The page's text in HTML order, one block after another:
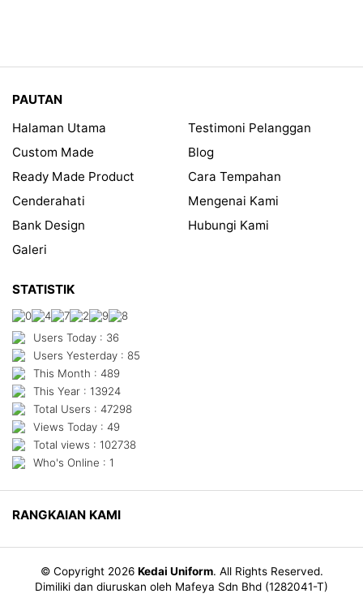
PAUTAN
Halaman Utama
Custom Made
Ready Made Product
Cenderahati
Bank Design
Galeri
Testimoni Pelanggan
Blog
Cara Tempahan
Mengenai Kami
Hubungi Kami
STATISTIK
Users Today : 36
Users Yesterday : 85
This Month : 489
This Year : 13924
Total Users : 47298
Views Today : 49
Total views : 102738
Who's Online : 1
RANGKAIAN KAMI
© Copyright 2026 Kedai Uniform. All Rights Reserved.
Dimiliki dan diuruskan oleh Mafeya Sdn Bhd (1282041-T)